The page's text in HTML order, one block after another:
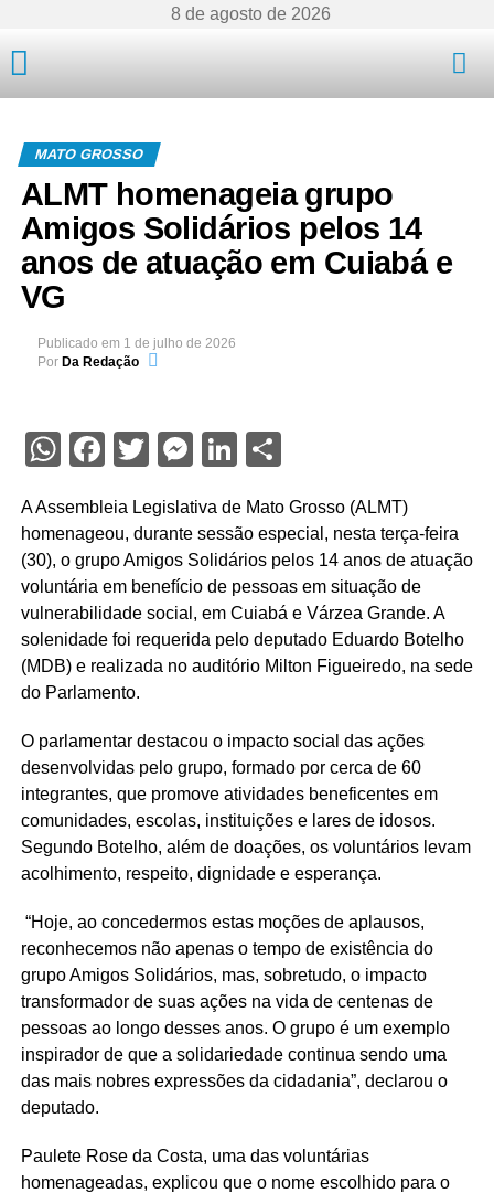
8 de agosto de 2026
MATO GROSSO
ALMT homenageia grupo
Amigos Solidários pelos 14
anos de atuação em Cuiabá e
VG
Publicado em 1 de julho de 2026
Por Da Redação
WhatsApp
Facebook
Twitter
Messenger
LinkedIn
Share
A Assembleia Legislativa de Mato Grosso (ALMT)
homenageou, durante sessão especial, nesta terça-feira
(30), o grupo Amigos Solidários pelos 14 anos de atuação
voluntária em benefício de pessoas em situação de
vulnerabilidade social, em Cuiabá e Várzea Grande. A
solenidade foi requerida pelo deputado Eduardo Botelho
(MDB) e realizada no auditório Milton Figueiredo, na sede
do Parlamento.
O parlamentar destacou o impacto social das ações
desenvolvidas pelo grupo, formado por cerca de 60
integrantes, que promove atividades beneficentes em
comunidades, escolas, instituições e lares de idosos.
Segundo Botelho, além de doações, os voluntários levam
acolhimento, respeito, dignidade e esperança.
“Hoje, ao concedermos estas moções de aplausos,
reconhecemos não apenas o tempo de existência do
grupo Amigos Solidários, mas, sobretudo, o impacto
transformador de suas ações na vida de centenas de
pessoas ao longo desses anos. O grupo é um exemplo
inspirador de que a solidariedade continua sendo uma
das mais nobres expressões da cidadania”, declarou o
deputado.
Paulete Rose da Costa, uma das voluntárias
homenageadas, explicou que o nome escolhido para o